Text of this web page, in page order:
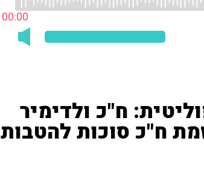
00:00
ח"כ ולדימיר
ח"כ סוכות להטבות